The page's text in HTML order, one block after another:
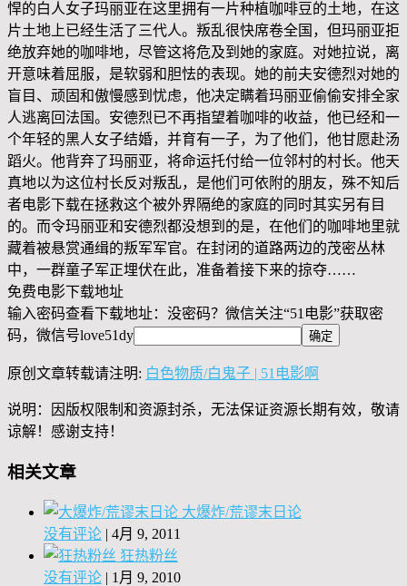
悍的白人女子玛丽亚在这里拥有一片种植咖啡豆的土地，在这
片土地上已经生活了三代人。叛乱很快席卷全国，但玛丽亚拒
绝放弃她的咖啡地，尽管这将危及到她的家庭。对她拉说，离
开意味着屈服，是软弱和胆怯的表现。她的前夫安德烈对她的
盲目、顽固和傲慢感到忧虑，他决定瞒着玛丽亚偷偷安排全家
人逃离回法国。安德烈已不再指望着咖啡的收益，他已经和一
个年轻的黑人女子结婚，并育有一子，为了他们，他甘愿赴汤
蹈火。他背弃了玛丽亚，将命运托付给一位邻村的村长。他天
真地以为这位村长反对叛乱，是他们可依附的朋友，殊不知后
者电影下载在拯救这个被外界隔绝的家庭的同时其实另有目
的。而令玛丽亚和安德烈都没想到的是，在他们的咖啡地里就
藏着被悬赏通缉的叛军军官。在封闭的道路两边的茂密丛林
中，一群童子军正埋伏在此，准备着接下来的掠夺……
免费电影下载地址
输入密码查看下载地址：没密码？微信关注“51电影”获取密
码，微信号love51dy
原创文章转载请注明: 白色物质/白鬼子 | 51电影啊
说明：因版权限制和资源封杀，无法保证资源长期有效，敬请
谅解！感谢支持！
相关文章
大爆炸/荒谬末日论
没有评论 | 4月 9, 2011
狂热粉丝
没有评论 | 1月 9, 2010